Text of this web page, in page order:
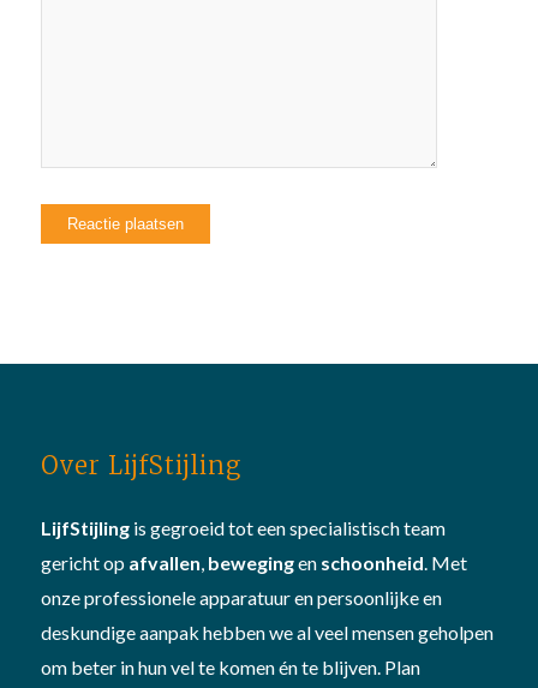
Over LijfStijling
LijfStijlingis gegroeid tot een specialistisch team
gericht op afvallen bewegingen schoonheid . Met
onze professionele apparatuur en persoonlijke en
deskundige aanpak hebben we al veel mensen geholpen
om beter in hun vel te komen én te blijven. Plan